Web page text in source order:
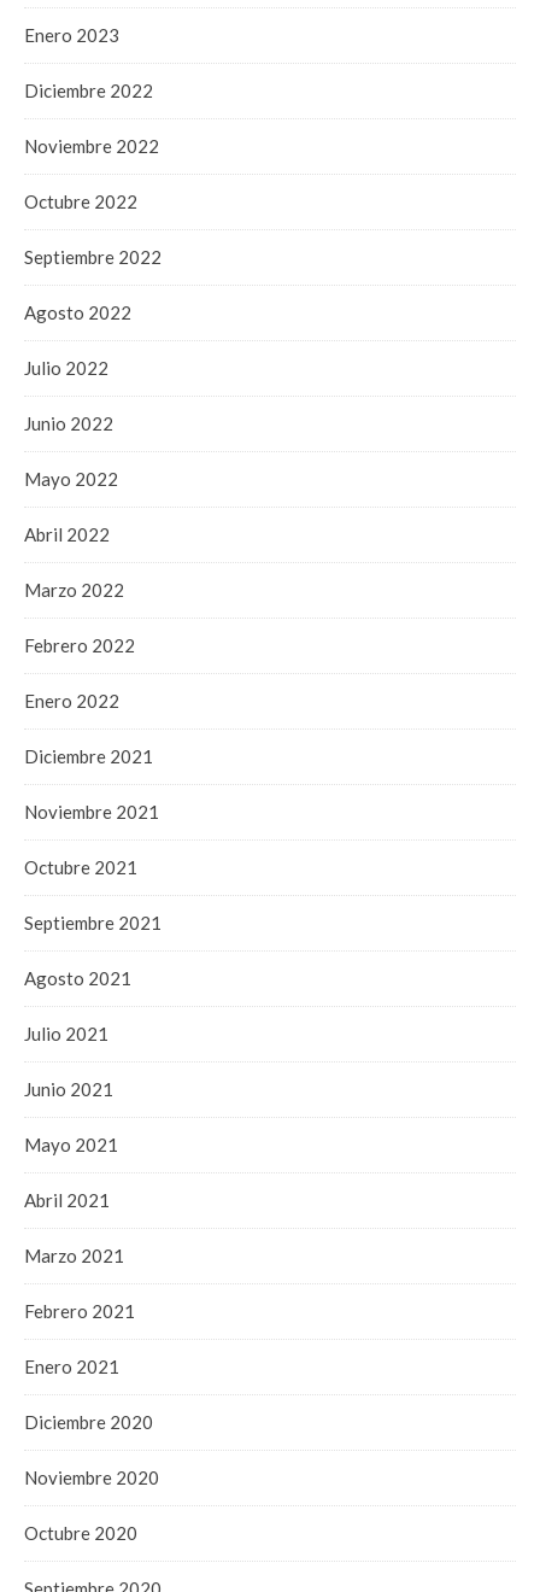
Enero 2023
Diciembre 2022
Noviembre 2022
Octubre 2022
Septiembre 2022
Agosto 2022
Julio 2022
Junio 2022
Mayo 2022
Abril 2022
Marzo 2022
Febrero 2022
Enero 2022
Diciembre 2021
Noviembre 2021
Octubre 2021
Septiembre 2021
Agosto 2021
Julio 2021
Junio 2021
Mayo 2021
Abril 2021
Marzo 2021
Febrero 2021
Enero 2021
Diciembre 2020
Noviembre 2020
Octubre 2020